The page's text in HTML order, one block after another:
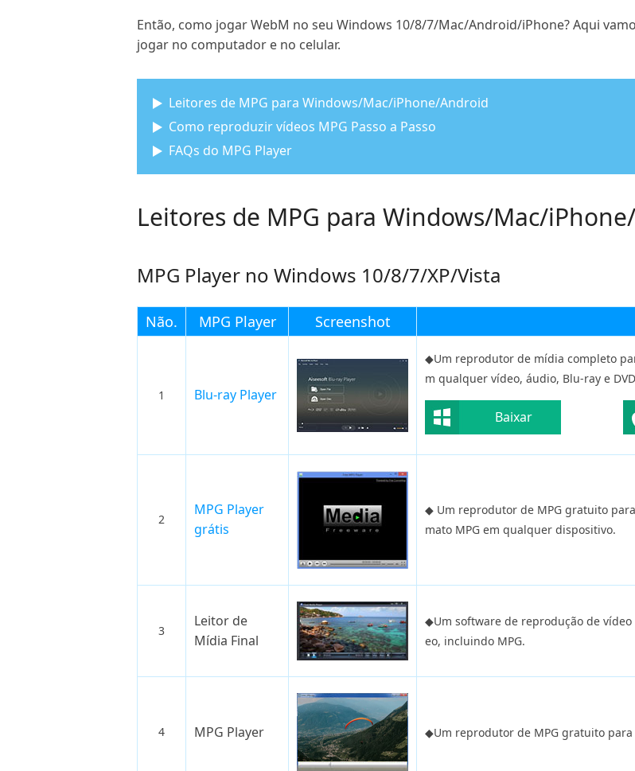
Então, como jogar WebM no seu Windows 10/8/7/Mac/Android/iPhone? Aqui
jogar no computador e no celular.
Leitores de MPG para Windows/Mac/iPhone/Android
Como reproduzir vídeos MPG Passo a Passo
FAQs do MPG Player
Leitores de MPG para Windows/Mac/
MPG Player no Windows 10/8/7/XP/Vista
Não. MPG Player Screenshot
1 Blu-ray Player
◆Um reprodutor de mídia completo
m qualquer vídeo, áudio, Blu-ray e
Baixar
2
MPG Player
grátis
◆ Um reprodutor de MPG gratuito
mato MPG em qualquer dispositivo.
3
Leitor de
Mídia Final
◆Um software de reprodução de
eo, incluindo MPG.
4 MPG Player ◆Um reprodutor de MPG gratuito